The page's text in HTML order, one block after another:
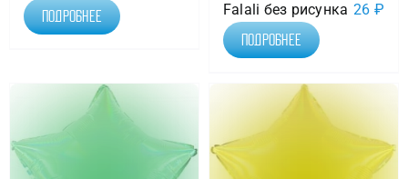
Подробнее Falali без рисунка 26 ₽
Подробнее